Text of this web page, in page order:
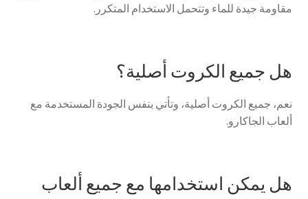
مقاومة جيدة للماء وتتحمل الاستخدام المتكرر.
هل جميع الكروت أصلية؟
نعم، جميع الكروت أصلية، وتأتي بنفس الجودة المستخدمة مع
ألعاب الجاكارو.
هل يمكن استخدامها مع جميع ألعاب